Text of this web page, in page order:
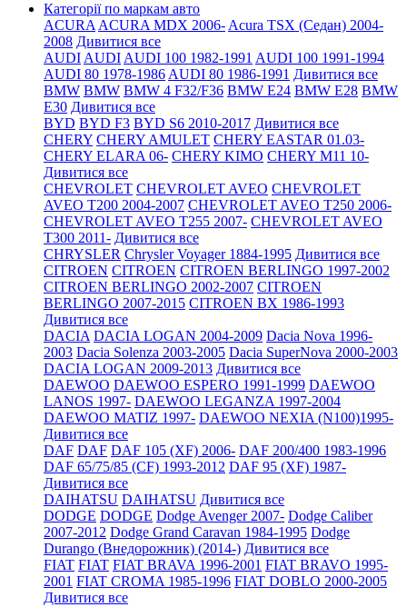
Категорії по маркам авто
ACURA ACURA MDX 2006- Acura TSX (Седан) 2004-
2008 Дивитися все
AUDI AUDI AUDI 100 1982-1991 AUDI 100 1991-1994
AUDI 80 1978-1986 AUDI 80 1986-1991 Дивитися все
BMW BMW BMW 4 F32/F36 BMW E24 BMW E28 BMW
E30 Дивитися все
BYD BYD F3 BYD S6 2010-2017 Дивитися все
CHERY CHERY AMULET CHERY EASTAR 01.03-
CHERY ELARA 06- CHERY KIMO CHERY M11 10-
Дивитися все
CHEVROLET CHEVROLET AVEO CHEVROLET
AVEO Т200 2004-2007 CHEVROLET AVEO Т250 2006-
CHEVROLET AVEO Т255 2007- CHEVROLET AVEO
Т300 2011- Дивитися все
CHRYSLER Chrysler Voyager 1884-1995 Дивитися все
CITROEN CITROEN CITROEN BERLINGO 1997-2002
CITROEN BERLINGO 2002-2007 CITROEN
BERLINGO 2007-2015 CITROEN BX 1986-1993
Дивитися все
DACIA DACIA LOGAN 2004-2009 Dacia Nova 1996-
2003 Dacia Solenza 2003-2005 Dacia SuperNova 2000-2003
DACIA LOGAN 2009-2013 Дивитися все
DAEWOO DAEWOO ESPERO 1991-1999 DAEWOO
LANOS 1997- DAEWOO LEGANZA 1997-2004
DAEWOO MATIZ 1997- DAEWOO NEXIA (N100)1995-
Дивитися все
DAF DAF DAF 105 (XF) 2006- DAF 200/400 1983-1996
DAF 65/75/85 (CF) 1993-2012 DAF 95 (XF) 1987-
Дивитися все
DAIHATSU DAIHATSU Дивитися все
DODGE DODGE Dodge Avenger 2007- Dodge Caliber
2007-2012 Dodge Grand Caravan 1984-1995 Dodge
Durango (Внедорожник) (2014-) Дивитися все
FIAT FIAT FIAT BRAVA 1996-2001 FIAT BRAVO 1995-
2001 FIAT CROMA 1985-1996 FIAT DOBLO 2000-2005
Дивитися все